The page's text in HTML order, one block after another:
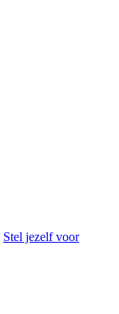
Stel jezelf voor